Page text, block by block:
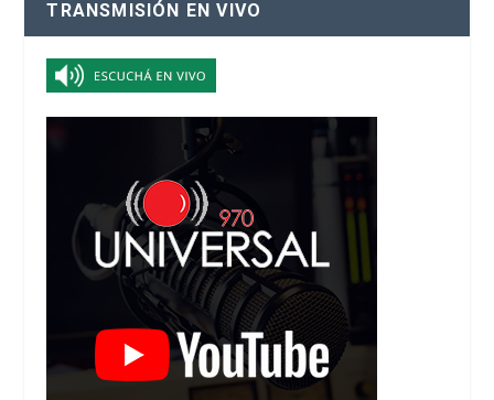
TRANSMISIÓN EN VIVO